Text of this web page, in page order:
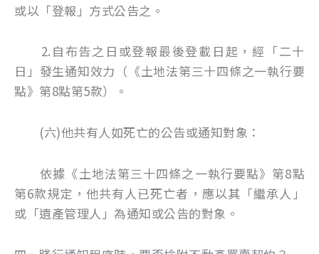
或以「登報」方式公告之。
2.自布告之日或登報最後登載日起，經「二十
日」發生通知效力（《土地法第三十四條之一執行要
點》第8點第5款）。
(六)他共有人如死亡的公告或通知對象：
依據《土地法第三十四條之一執行要點》第8點
第6款規定，他共有人已死亡者，應以其「繼承人」
或「遺產管理人」為通知或公告的對象。